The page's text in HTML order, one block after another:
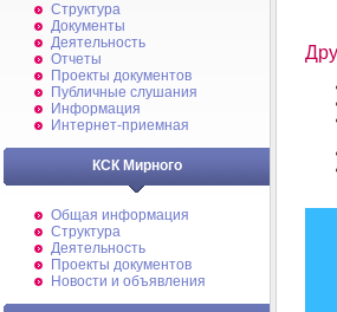
Структура
Документы
Деятельность
Отчеты
Проекты документов
Публичные слушания
Информация
Интернет-приемная
КСК Мирного
Общая информация
Структура
Деятельность
Проекты документов
Новости и объявления